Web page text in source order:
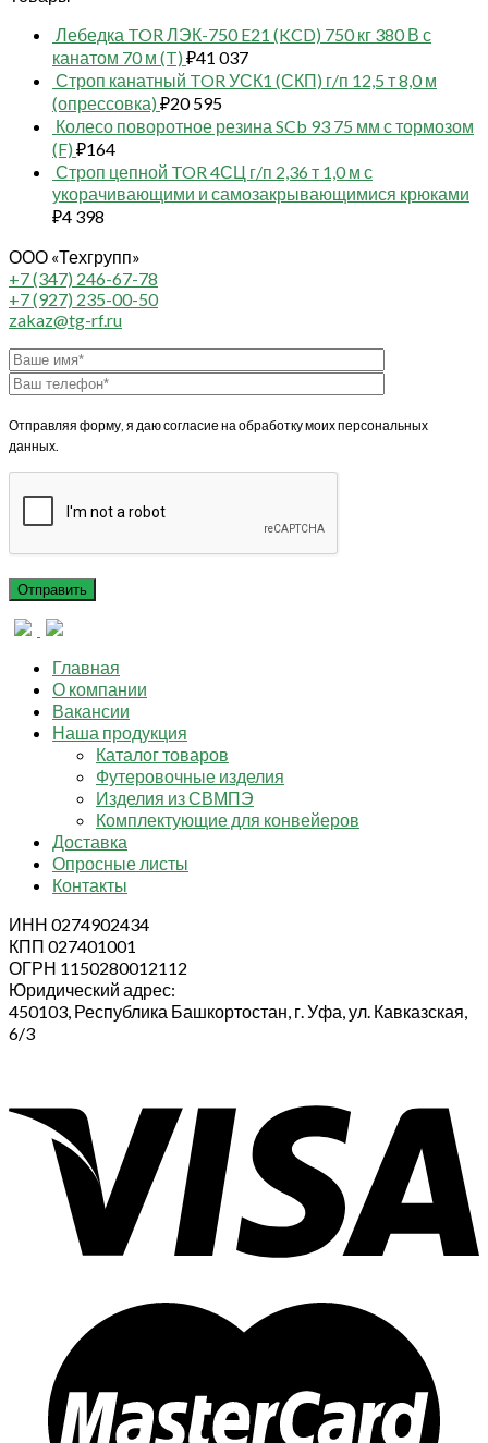
Лебедка TOR ЛЭК-750 E21 (KCD) 750 кг 380 В с
канатом 70 м (T) ₽41 037
Строп канатный TOR УСК1 (СКП) г/п 12,5 т 8,0 м
(опрессовка) ₽20 595
Колесо поворотное резина SCb 93 75 мм с тормозом
(F) ₽164
Строп цепной TOR 4СЦ г/п 2,36 т 1,0 м с
укорачивающими и самозакрывающимися крюками
₽4 398
ООО «Техгрупп»
+7 (347) 246-67-78
+7 (927) 235-00-50
zakaz@tg-rf.ru
Отправляя форму, я даю согласие на обработку моих персональных
данных.
Главная
О компании
Вакансии
Наша продукция
Каталог товаров
Футеровочные изделия
Изделия из СВМПЭ
Комплектующие для конвейеров
Доставка
Опросные листы
Контакты
ИНН 0274902434
КПП 027401001
ОГРН 1150280012112
Юридический адрес:
450103, Республика Башкортостан, г. Уфа, ул. Кавказская,
6/3